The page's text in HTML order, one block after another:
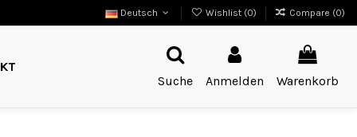
Deutsch Wishlist (0) Compare (0)
Suche
Anmelden Warenkorb